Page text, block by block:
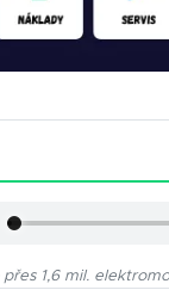
1,6 mil.